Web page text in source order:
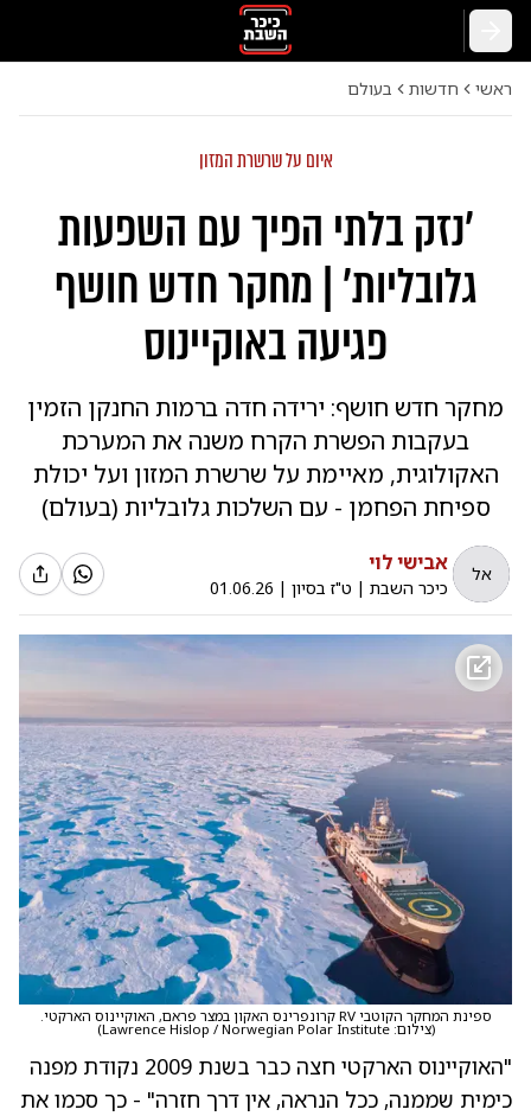
ראשי חדשות בעולם
איום על שרשרת המזון
'נזק בלתי הפיך עם השפעות
גלובליות' | מחקר חדש חושף
פגיעה באוקיינוס
מחקר חדש חושף: ירידה חדה ברמות החנקן הזמין
בעקבות הפשרת הקרח משנה את המערכת
האקולוגית, מאיימת על שרשרת המזון ועל יכולת
ספיחת הפחמן - עם השלכות גלובליות (בעולם)
אל אבישי לוי
כיכר השבת | ט"ז בסיון |
01.06.26
ספינת המחקר הקוטבי RV קרונפרינס האקון במצר פראם, האוקיינוס ​​הארקטי.
(צילום: Lawrence Hislop / Norwegian Polar Institute )
"האוקיינוס הארקטי חצה כבר בשנת 2009 נקודת מפנה
כימית שממנה, ככל הנראה, אין דרך חזרה" - כך סכמו את